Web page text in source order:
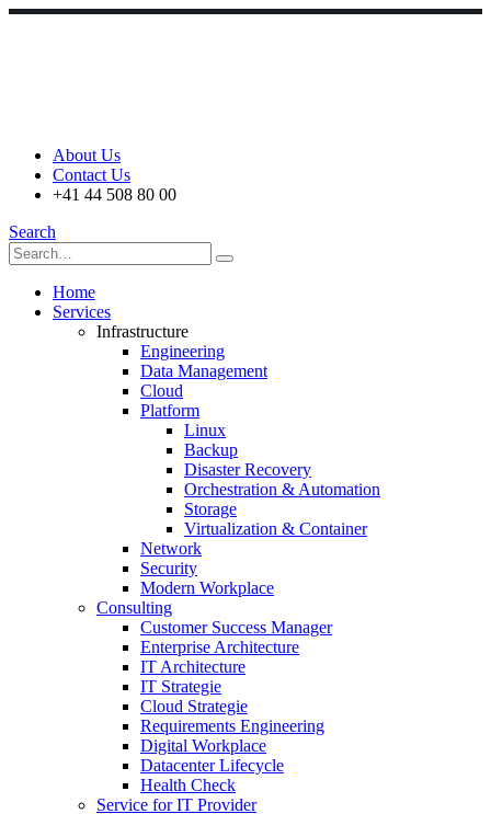
About Us
Contact Us
+41 44 508 80 00
Search
Home
Services
Infrastructure
Engineering
Data Management
Cloud
Platform
Linux
Backup
Disaster Recovery
Orchestration & Automation
Storage
Virtualization & Container
Network
Security
Modern Workplace
Consulting
Customer Success Manager
Enterprise Architecture
IT Architecture
IT Strategie
Cloud Strategie
Requirements Engineering
Digital Workplace
Datacenter Lifecycle
Health Check
Service for IT Provider